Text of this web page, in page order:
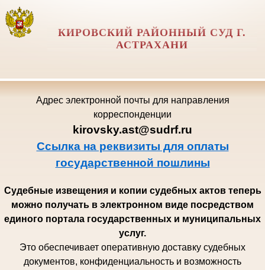
КИРОВСКИЙ РАЙОННЫЙ СУД Г.
АСТРАХАНИ
Адрес электронной почты для направления
корреспонденции
kirovsky.ast@sudrf.ru
Ссылка на реквизиты для оплаты
государственной пошлины
Судебные извещения и копии судебных актов теперь
можно получать в электронном виде посредством
единого портала государственных и муниципальных
услуг.
Это обеспечивает оперативную доставку судебных
документов, конфиденциальность и возможность